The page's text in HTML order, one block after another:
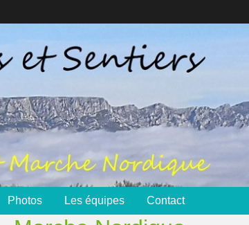
Photos Les équipes Contact